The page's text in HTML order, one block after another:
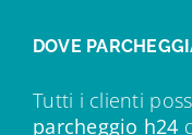
DOVE
Tutti i clienti
parcheggio h24